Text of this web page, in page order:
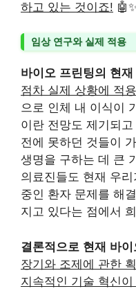
하고 있는 것이죠!
임상 연구와 실제 적용
바이오 프린팅의 현
점차 실제 상황에 적
으로 인체 내 이식이
이란 전망도 제기되
전에 못하던 것들이
생명을 구하는 데 큰
의료진들도 현재 우
중인 환자 문제를 해
지고 있다는 점에서
결론적으로 현재 바
장기와 조제에 관한
지속적인 기술 혁신